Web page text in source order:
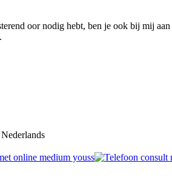
oor nodig hebt, ben je ook bij mij
Nederlands